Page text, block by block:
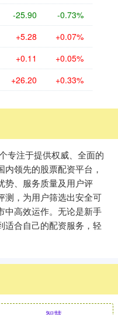
-25.90 -0.73%
+5.28 +0.07%
+0.11 +0.05%
+26.20 +0.33%
专注于提供权威、全面的
领先的股票配资平台，
势、服务质量及用户评
测，为用户筛选出安全可
中高效运作。无论是新手
适合自己的配资服务，轻